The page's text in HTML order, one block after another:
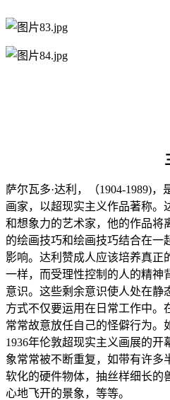
萨尔瓦多·达利，（1904-1989)
画家，以超现实主义作品著称。
和想象力的艺术家，他的作品将
的绘画技巧和绘画技巧结合在一
影响。 达利赞成人应该培养真正
一样，而受理性控制的人的精神
意识。这些剩余意识使人处在静
方式不仅要运用在日常工作中。
常常故意放任自己的怪僻行为。
1936年伦敦超现实主义画展的开
象常常被不断重复，如带有许多
软化的硬件物体，抽丝样细长的
心地飞开的景象，等等。